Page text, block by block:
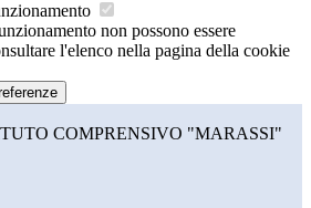
non possono essere
l'elenco nella pagina della cookie
COMPRENSIVO "MARASSI"